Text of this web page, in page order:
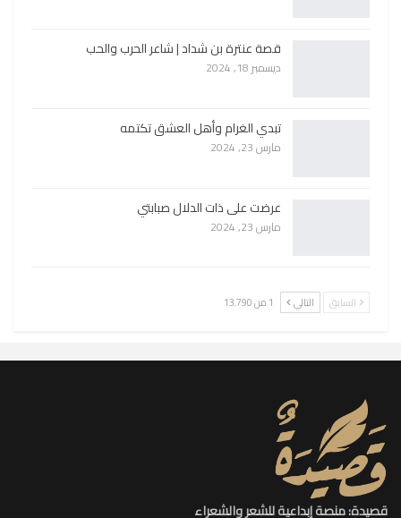
قصة عنترة بن شداد | شاعر الحرب والحب
ديسمبر 18, 2024
تبدي الغرام وأهل العشق تكتمه
مارس 23, 2024
عرضت على ذات الدلال صبابتي
مارس 23, 2024
السابق التالي 1 من 13٬790
قصيدة: منصة إبداعية للشعر والشعراء